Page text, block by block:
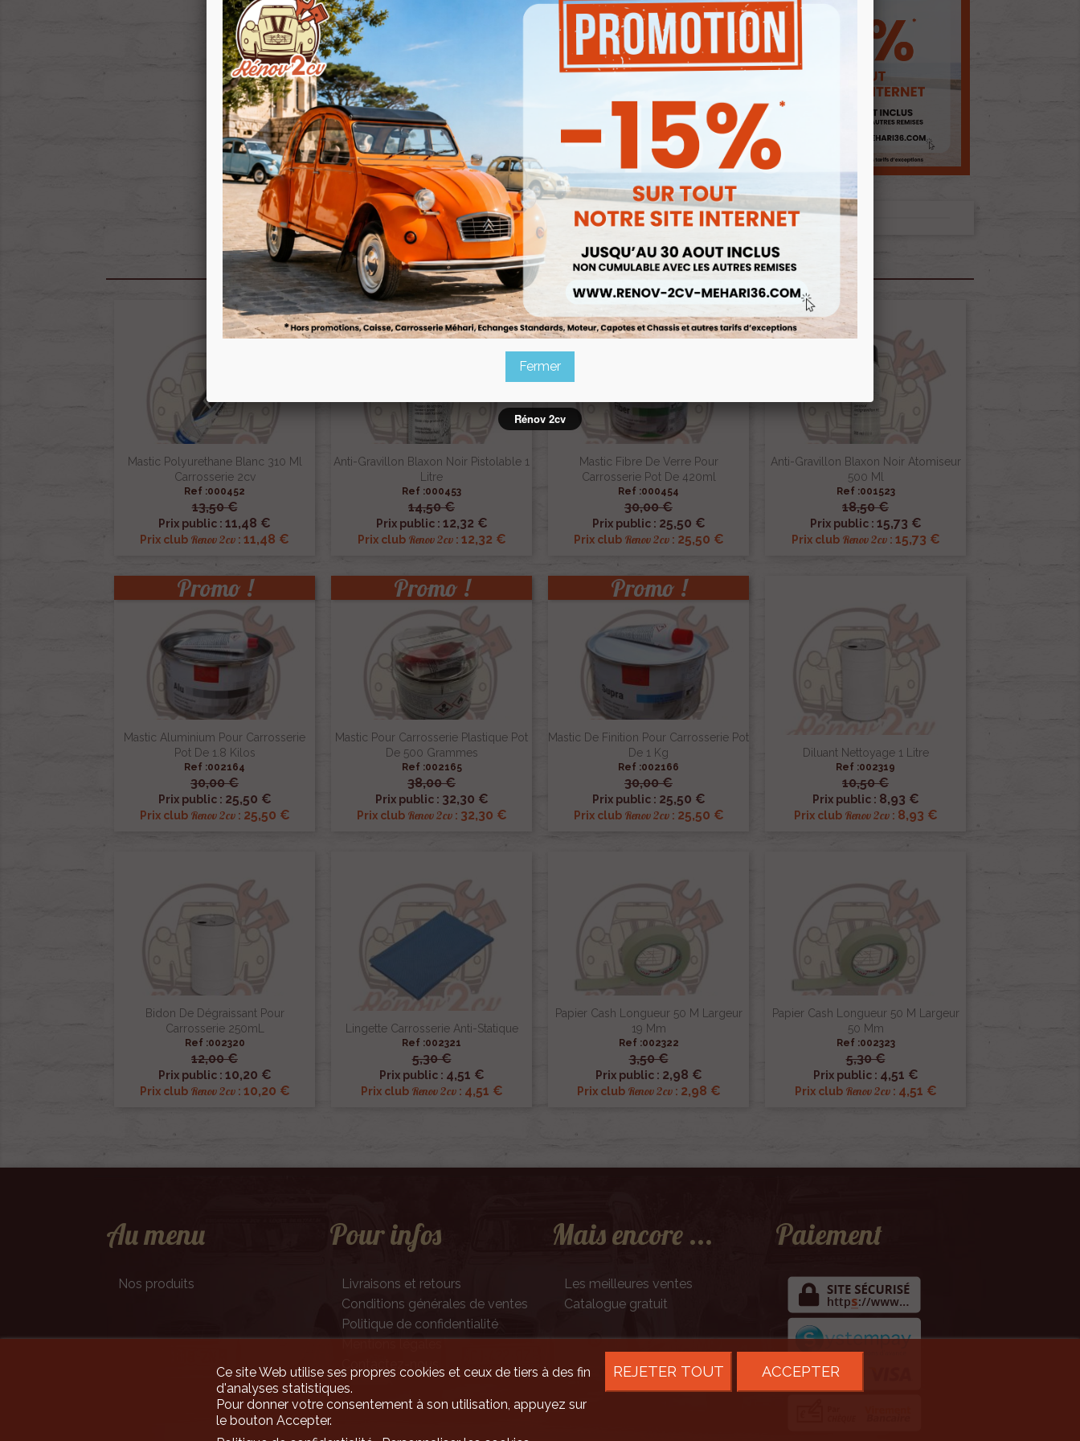
Produits associés
Mastic Polyurethane Blanc 310 Ml
Carrosserie 2cv
Ref :000452
13,50 €
Prix public : 11,48 €
Prix club Renov 2cv : 11,48 €
 Aperçu rapide
Anti-Gravillon Blaxon Noir Pistolable 1
Litre
Ref :000453
14,50 €
Prix public : 12,32 €
Prix club Renov 2cv: 12,32 €
 Aperçu rapide
Mastic Fibre De Verre Pour
Carrosserie Pot De 420ml
Ref :000454
30,00 €
Prix public : 25,50 €
Prix club Renov 2cv: 25,50 €
Promo !
 Aperçu rapide
Anti-Gravillon Blaxon Noir Atomiseur
500 Ml
Ref :001523
18,50 €
Prix public : 15,73 €
Prix club Renov 2cv: 15,73 €
 Aperçu rapide
Mastic Aluminium Pour Carrosserie
Pot De 1.8 Kilos
Ref :002164
30,00 €
Prix public : 25,50 €
Prix club Renov 2cv: 25,50 €
Promo !
 Aperçu rapide
Mastic Pour Carrosserie Plastique Pot
De 500 Grammes
Ref :002165
38,00 €
Prix public : 32,30 €
Prix club Renov 2cv: 32,30 €
Promo !
 Aperçu rapide
Mastic De Finition Pour Carrosserie Pot
De 1 Kg
Ref :002166
30,00 €
Prix public : 25,50 €
Prix club Renov 2cv: 25,50 €
Promo !
 Aperçu rapide
Diluant Nettoyage 1 Litre
Ref :002319
10,50 €
Prix public : 8,93 €
Prix club Renov 2cv: 8,93 €
 Aperçu rapide
Bidon De Dégraissant Pour
Carrosserie 250mL
Ref :002320
12,00 €
Prix public : 10,20 €
Prix club Renov 2cv: 10,20 €
 Aperçu rapide
Lingette Carrosserie Anti-Statique
Ref :002321
5,30 €
Prix public : 4,51 €
Prix club Renov 2cv: 4,51 €
 Aperçu rapide
Papier Cash Longueur 50 M Largeur
19 Mm
Ref :002322
3,50 €
Prix public : 2,98 €
Prix club Renov 2cv: 2,98 €
 Aperçu rapide
Papier Cash Longueur 50 M Largeur
50 Mm
Ref :002323
5,30 €
Prix public : 4,51 €
Prix club Renov 2cv: 4,51 €
 Aperçu rapide
Au menu
Nos produits
Pour infos
Livraisons et retours
Conditions générales de ventes
Politique de confidentialité
Contactez-nous
Mais encore ...
Les meilleures ventes
Catalogue gratuit
Paiement
Ce site Web utilise ses propres cookies et ceux de tiers à des fin
d'analyses statistiques.
Pour donner votre consentement à son utilisation, appuyez sur
le bouton Accepter.
REJETER TOUT ACCEPTER
Fermer
Rénov 2cv